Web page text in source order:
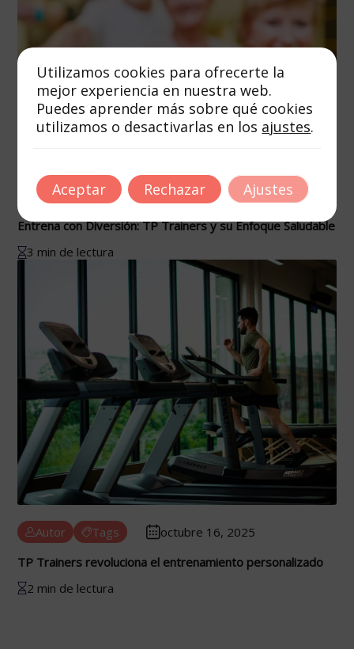
Autor Tags
octubre 16, 2025
Entrena con Diversión: TP Trainers y su Enfoque Saludable
3 min de lectura
Autor Tags
octubre 16, 2025
TP Trainers revoluciona el entrenamiento personalizado
2 min de lectura
Utilizamos cookies para ofrecerte la
mejor experiencia en nuestra web.
Puedes aprender más sobre qué cookies
utilizamos o desactivarlas en los ajustes.
Aceptar Rechazar Ajustes